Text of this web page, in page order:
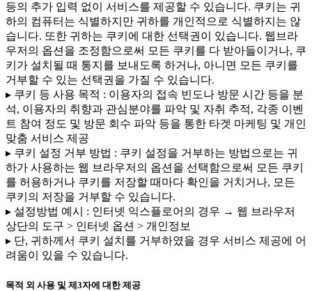
등의 추가 입력 없이 서비스를 제공할 수 있습니다. 쿠키는 귀
하의 컴퓨터는 식별하지만 귀하를 개인적으로 식별하지는 않
습니다. 또한 귀하는 쿠키에 대한 선택권이 있습니다. 웹브라
우저의 옵션을 조정함으로써 모든 쿠키를 다 받아들이거나, 쿠
키가 설치될 때 통지를 보내도록 하거나, 아니면 모든 쿠키를
거부할 수 있는 선택권을 가질 수 있습니다.
▸ 쿠키 등 사용 목적 : 이용자의 접속 빈도나 방문 시간 등을 분
석, 이용자의 취향과 관심분야를 파악 및 자취 추적, 각종 이벤
트 참여 정도 및 방문 회수 파악 등을 통한 타겟 마케팅 및 개인
맞춤 서비스 제공
▸ 쿠키 설정 거부 방법 : 쿠키 설정을 거부하는 방법으로는 귀
하가 사용하는 웹 브라우저의 옵션을 선택함으로써 모든 쿠키
를 허용하거나 쿠키를 저장할 때마다 확인을 거치거나, 모든
쿠키의 저장을 거부할 수 있습니다.
▸ 설정방법 예시 : 인터넷 익스플로어의 경우 → 웹 브라우저
상단의 도구 > 인터넷 옵션 > 개인정보
▸ 단, 귀하께서 쿠키 설치를 거부하였을 경우 서비스 제공에 어
려움이 있을 수 있습니다.
목적 외 사용 및 제3자에 대한 제공